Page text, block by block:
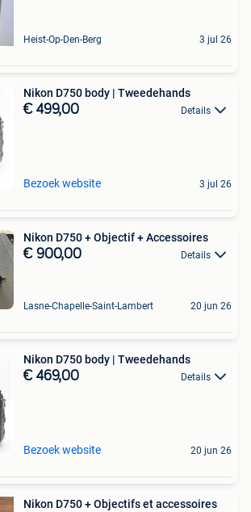
Heist-Op-Den-Berg 3 jul 26
Nikon D750 body | Tweedehands
€ 499,00 Details
Bezoek website 3 jul 26
Nikon D750 + Objectif + Accessoires
€ 900,00 Details
Lasne-Chapelle-Saint-Lambert 20 jun 26
Nikon D750 body | Tweedehands
€ 469,00 Details
Bezoek website 20 jun 26
Nikon D750 + Objectifs et accessoires